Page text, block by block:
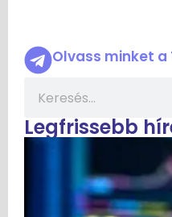
Olvass minket
Legfrissebb